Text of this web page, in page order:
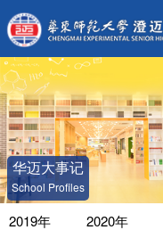
华迈大事记
School Profiles
2019年 2020年